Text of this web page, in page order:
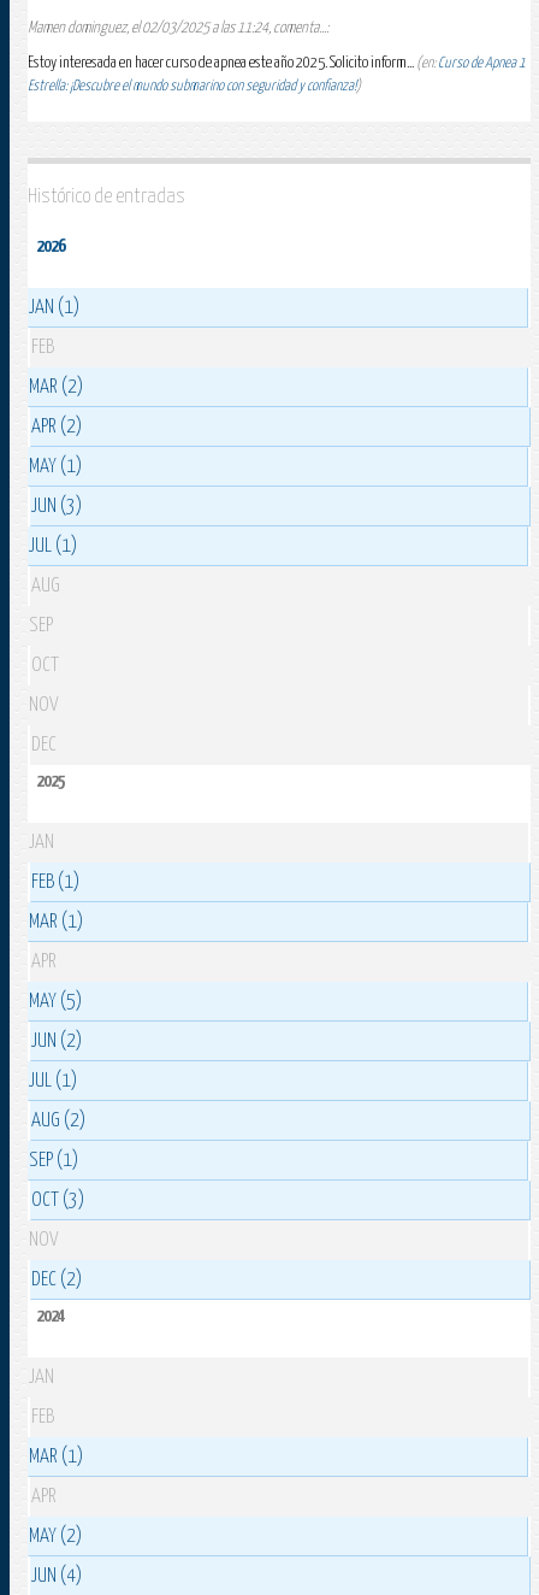
Mamen dominguez, el 02/03/2025 a las 11:24, comenta...:
Estoy interesada en hacer curso de apnea este año 2025. Solicito inform... (en:Curso de Apnea 1
Estrella: ¡Descubre el mundo submarino con seguridad y confianza!)
Histórico de entradas
2026
JAN (1)
FEB
MAR (2)
APR (2)
MAY (1)
JUN (3)
JUL (1)
AUG
SEP
OCT
NOV
DEC
2025
JAN
FEB (1)
MAR (1)
APR
MAY (5)
JUN (2)
JUL (1)
AUG (2)
SEP (1)
OCT (3)
NOV
DEC (2)
2024
JAN
FEB
MAR (1)
APR
MAY (2)
JUN (4)